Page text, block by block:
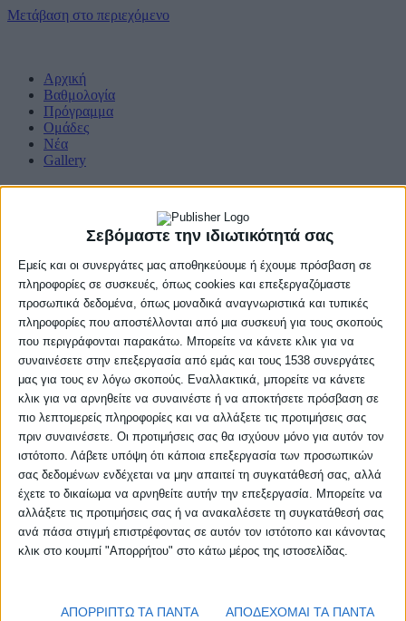
Σεβόμαστε την ιδιωτικότητά σας
Εμείς και οι συνεργάτες μας αποθηκεύουμε ή έχουμε πρόσβαση σε
πληροφορίες σε συσκευές, όπως cookies και επεξεργαζόμαστε
προσωπικά δεδομένα, όπως μοναδικά αναγνωριστικά και τυπικές
πληροφορίες που αποστέλλονται από μια συσκευή για τους σκοπούς
που περιγράφονται παρακάτω. Μπορείτε να κάνετε κλικ για να
συναινέσετε στην επεξεργασία από εμάς και τους 1538 συνεργάτες
μας για τους εν λόγω σκοπούς. Εναλλακτικά, μπορείτε να κάνετε
κλικ για να αρνηθείτε να συναινέστε ή να αποκτήσετε πρόσβαση σε
πιο λεπτομερείς πληροφορίες και να αλλάξετε τις προτιμήσεις σας
πριν συναινέσετε. Οι προτιμήσεις σας θα ισχύουν μόνο για αυτόν τον
ιστότοπο. Λάβετε υπόψη ότι κάποια επεξεργασία των προσωπικών
σας δεδομένων ενδέχεται να μην απαιτεί τη συγκατάθεσή σας, αλλά
έχετε το δικαίωμα να αρνηθείτε αυτήν την επεξεργασία. Μπορείτε να
αλλάξετε τις προτιμήσεις σας ή να ανακαλέσετε τη συγκατάθεσή σας
ανά πάσα στιγμή επιστρέφοντας σε αυτόν τον ιστότοπο και κάνοντας
κλικ στο κουμπί "Απορρήτου" στο κάτω μέρος της ιστοσελίδας.
ΑΠΟΡΡΙΠΤΩ ΤΑ ΠΑΝΤΑ ΑΠΟΔΕΧΟΜΑΙ ΤΑ ΠΑΝΤΑ
Μετάβαση στο περιεχόμενο
Αρχική
Βαθμολογία
Πρόγραμμα
Ομάδες
Νέα
Gallery